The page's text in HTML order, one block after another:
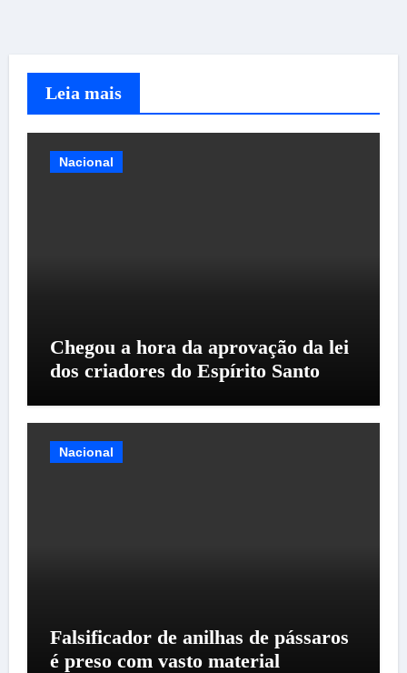
Leia mais
Nacional
Chegou a hora da aprovação da lei
dos criadores do Espírito Santo
Nacional
Falsificador de anilhas de pássaros
é preso com vasto material